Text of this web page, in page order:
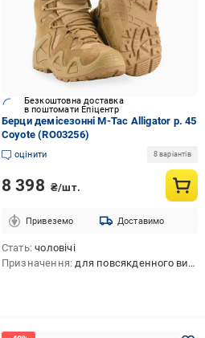
Безкоштовна доставка
в поштомати Епіцентр
Берци демісезонні M-Tac Alligator р. 45
Coyote (RO03256)
оцінити 8 варіантів
8 398 ₴/шт.
Привеземо Доставимо
Стать чоловічі
Призначення для повсякденного використання,для полювання,для тактичної стрільби,для туризму,для активного відпочинку